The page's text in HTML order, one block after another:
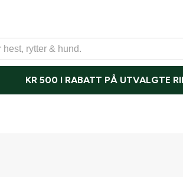
KR 500 I RABATT PÅ UTVALGTE